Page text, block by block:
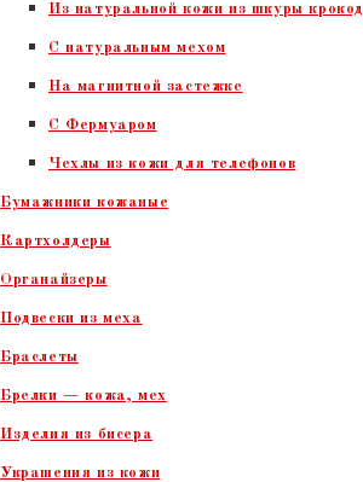
Из натуральной кожи из шкуры
С натуральным мехом
На магнитной застежке
С Фермуаром
Чехлы из кожи для телефонов
Бумажники кожаные
Картхолдеры
Органайзеры
Подвески из меха
Браслеты
Брелки — кожа, мех
Изделия из бисера
Украшения из кожи